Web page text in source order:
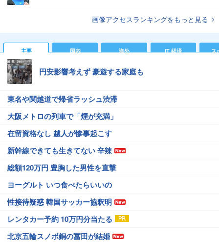
画像アクセスランキングをもっと見る
主要 国内 海外 IT 経済 ス
円安影響考えず 豪遊する家庭も
東名や関越道で帰省ラッシュ渋滞
大阪メトロの列車で「煙が充満」
在留資格なし 越人が惨事起こす
新幹線できても生きてない 辛辣
総額120万円 豊胸した男性を直撃
ヨーグルト いつ食べたらいいの
性接待疑惑 韓国サッカー協釈明
レンタカー予約 10万円分当たる
北京五輪スノボ銅の冨田が結婚